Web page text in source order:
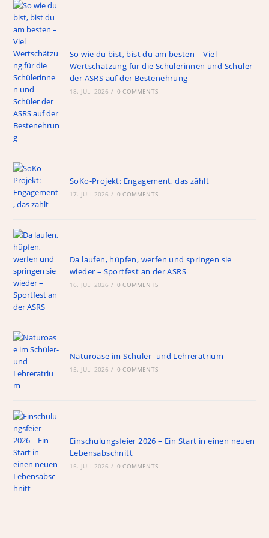
So wie du bist, bist du am besten – Viel
Wertschätzung für die Schülerinnen und Schüler
der ASRS auf der Bestenehrung
18. JULI 2026 / 0 COMMENTS
SoKo-Projekt: Engagement, das zählt
17. JULI 2026 / 0 COMMENTS
Da laufen, hüpfen, werfen und springen sie
wieder – Sportfest an der ASRS
16. JULI 2026 / 0 COMMENTS
Naturoase im Schüler- und Lehreratrium
15. JULI 2026 / 0 COMMENTS
Einschulungsfeier 2026 – Ein Start in einen neuen
Lebensabschnitt
15. JULI 2026 / 0 COMMENTS